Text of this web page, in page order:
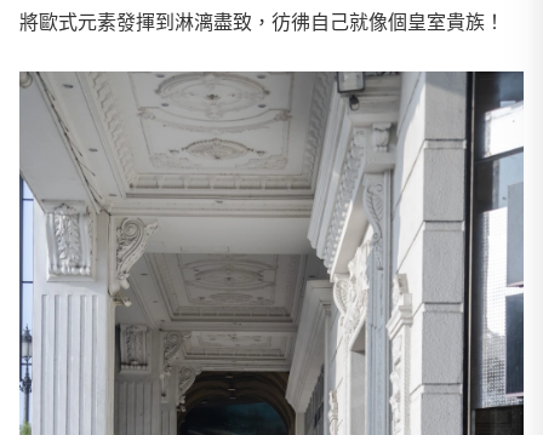
將歐式元素發揮到淋漓盡致，彷彿自己就像個皇室貴族！